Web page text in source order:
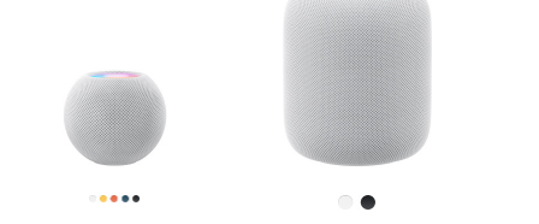
了
解
HomePod<